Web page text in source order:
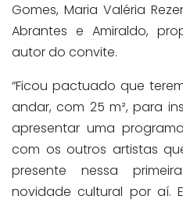
Gomes, Maria Valéria
Abrantes e Amiraldo,
autor do convite.
“Ficou pactuado que
andar, com 25 m², para
apresentar uma
com os outros artistas
presente nessa
novidade cultural por aí.